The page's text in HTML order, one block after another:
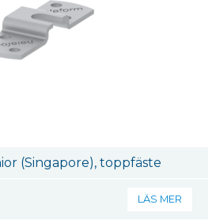
(Singapore), toppfäste
LÄS MER